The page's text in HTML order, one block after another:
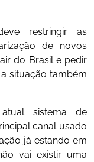
restringir as
de novos
do Brasil e pedir
situação também
sistema de
canal usado
já estando em
vai existir uma